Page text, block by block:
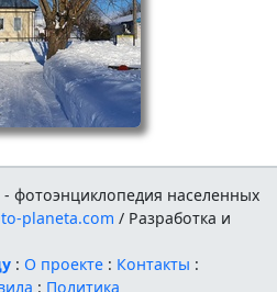
- фотоэнциклопедия населенных
planeta.com / Разработка и
: О проекте : Контакты :
: Политика